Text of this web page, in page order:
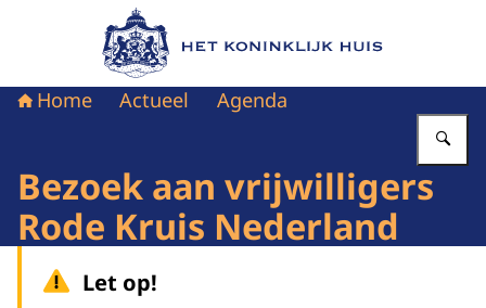
Naar de homepage van Het Koninklijk Huis
Home Actueel Agenda
Bezoek aan vrijwilligers
Rode Kruis Nederland
Let op!